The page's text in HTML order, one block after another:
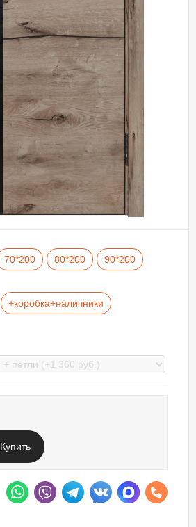
70*200 80*200 90*200
+коробка+наличники
Купить